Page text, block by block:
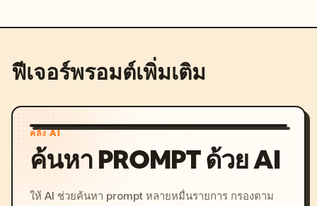
ฟีเจอร์พรอมต์เพิ่มเติม
คลัง AI
ค้นหา PROMPT ด้วย AI
ให้ AI ช่วยค้นหา prompt หลายหมื่นรายการ กรองตาม